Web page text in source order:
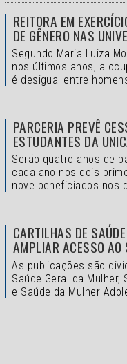
REITORA EM
DE GÊNERO NAS
Segundo Maria Luiza
nos últimos anos, a
é desigual entre
PARCERIA PREVÊ
ESTUDANTES DA
Serão quatro anos de
cada ano nos dois
nove beneficiados nos
CARTILHAS DE
AMPLIAR ACESSO AO
As publicações são
Saúde Geral da
e Saúde da Mulher